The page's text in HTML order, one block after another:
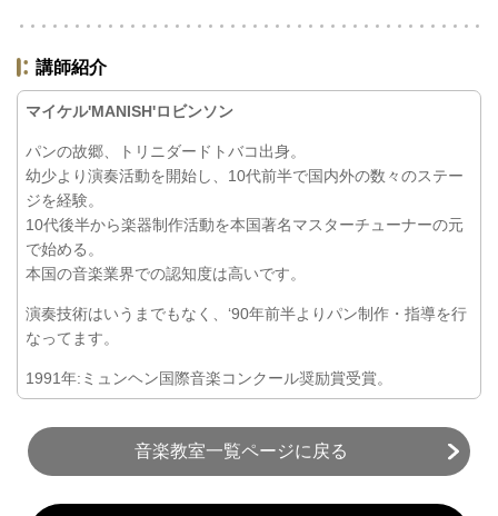
講師紹介
マイケル'MANISH'ロビンソン
パンの故郷、トリニダードトバコ出身。
幼少より演奏活動を開始し、10代前半で国内外の数々のステー
ジを経験。
10代後半から楽器制作活動を本国著名マスターチューナーの元
で始める。
本国の音楽業界での認知度は高いです。
演奏技術はいうまでもなく、‘90年前半よりパン制作・指導を行
なってます。
1991年:ミュンヘン国際音楽コンクール奨励賞受賞。
音楽教室一覧ページに戻る